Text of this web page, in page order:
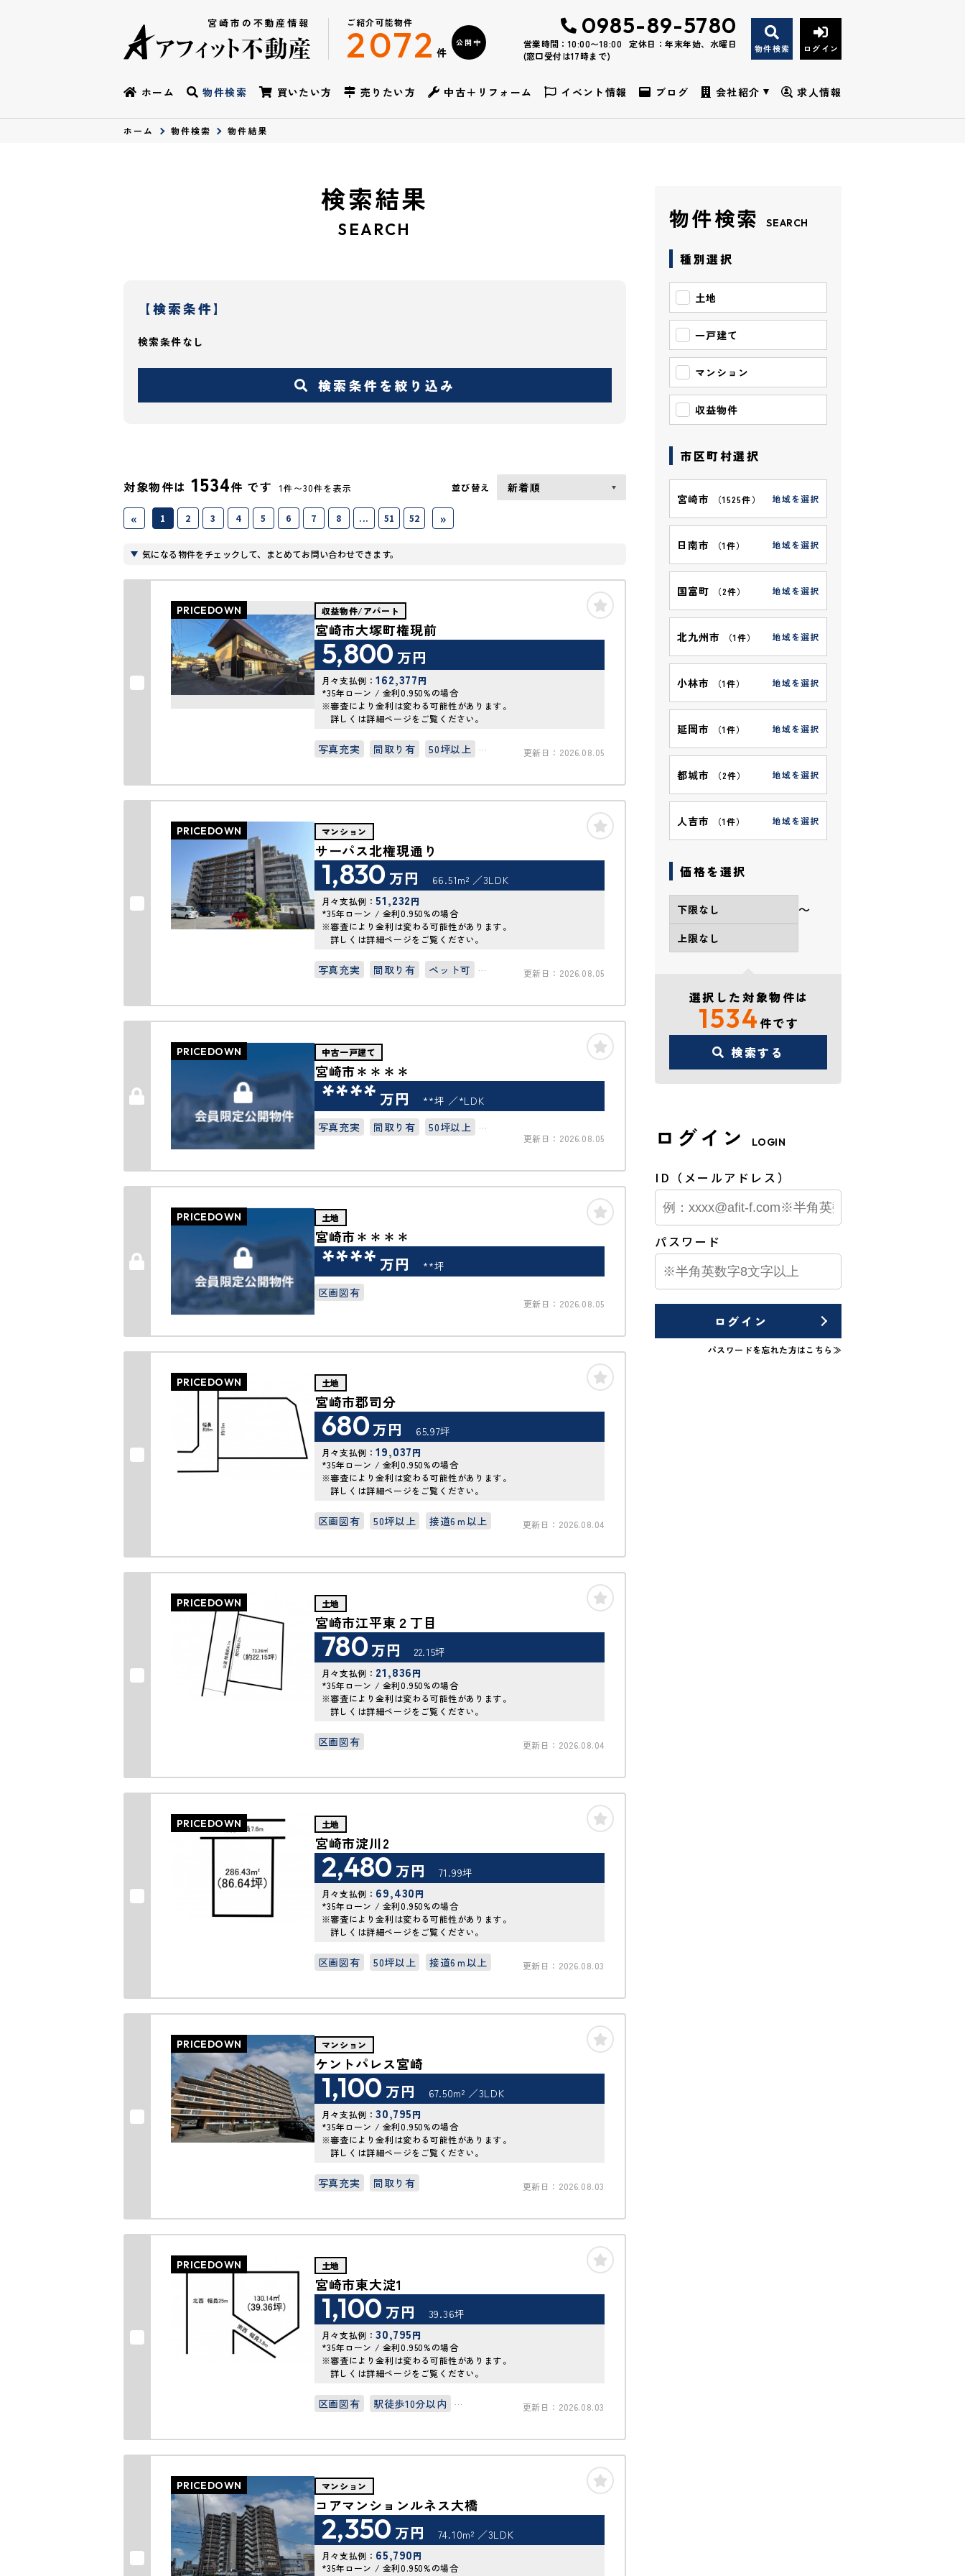
ご紹介可能物件
2072件
公開中
宮崎市の不動産情報 0985-89-5780
営業時間：10:00〜18:00
定休日：年末年始、水曜日
(窓口受付は17時まで)
物件検索 ログイン
ホーム 物件検索 買いたい方 売りたい方 中古＋リフォーム イベント情報 ブログ 会社紹介 求人情報
ホーム 物件検索 物件結果
検索結果
SEARCH
【検索条件】
検索条件なし
検索条件を絞り込み
対象物件は 1534件 です 1件〜30件を表示 並び替え
« 1 2 3 4 5 6 7 8 ... 51 52 »
気になる物件をチェックして、まとめてお問い合わせできます。
PRICEDOWN 収益物件/アパート
宮崎市大塚町権現前
5,800 万円
月々支払例：162,377円
*35年ローン / 金利0.950%の場合
※審査により金利は変わる可能性があります。
詳しくは詳細ページをご覧ください。
写真充実 間取り有
50坪以上
更新日：2026.08.05
PRICEDOWN マンション
サーパス北権現通り
1,830 万円 66.51m² 3LDK
月々支払例：51,232円
*35年ローン / 金利0.950%の場合
※審査により金利は変わる可能性があります。
詳しくは詳細ページをご覧ください。
写真充実 間取り有
ペット可
更新日：2026.08.05
PRICEDOWN 中古一戸建て
宮崎市＊＊＊＊
**** 万円 **坪
*LDK
写真充実
間取り有
50坪以上
更新日：2026.08.05
PRICEDOWN 土地
宮崎市＊＊＊＊
**** 万円
**坪
区画図有
更新日：2026.08.05
PRICEDOWN 土地
宮崎市郡司分
680 万円 65.97坪
月々支払例：19,037円
*35年ローン / 金利0.950%の場合
※審査により金利は変わる可能性があります。
詳しくは詳細ページをご覧ください。
区画図有 50坪以上 接道6ｍ以上 更新日：2026.08.04
PRICEDOWN 土地
宮崎市江平東２丁目
780 万円 22.15坪
月々支払例： 21,836円
*35年ローン / 金利0.950%の場合
※審査により金利は変わる可能性があります。
詳しくは詳細ページをご覧ください。
区画図有 更新日：2026.08.04
PRICEDOWN 土地
宮崎市淀川2
2,480 万円 71.99坪
月々支払例： 69,430円
*35年ローン / 金利0.950%の場合
※審査により金利は変わる可能性があります。
詳しくは詳細ページをご覧ください。
区画図有 50坪以上 接道6ｍ以上 更新日：2026.08.03
PRICEDOWN マンション
ケントパレス宮崎
1,100 万円 67.50m² 3LDK
月々支払例：30,795円
*35年ローン / 金利0.950%の場合
※審査により金利は変わる可能性があります。
詳しくは詳細ページをご覧ください。
写真充実 間取り有 更新日：2026.08.03
PRICEDOWN 土地
宮崎市東大淀1
1,100 万円 39.36坪
月々支払例：30,795円
*35年ローン / 金利0.950%の場合
※審査により金利は変わる可能性があります。
詳しくは詳細ページをご覧ください。
区画図有
駅徒歩10分以内
更新日：2026.08.03
PRICEDOWN マンション
コアマンションルネス大橋
2,350 万円 74.10m² 3LDK
月々支払例： 65,790円
*35年ローン / 金利0.950%の場合
物件検索 SEARCH
種別選択
土地
一戸建て
マンション
収益物件
市区町村選択
宮崎市 （1525件） 地域を選択
日南市 （1件） 地域を選択
国富町 （2件） 地域を選択
北九州市 （1件） 地域を選択
小林市 （1件） 地域を選択
延岡市 （1件） 地域を選択
都城市 （2件） 地域を選択
人吉市 （1件） 地域を選択
価格を選択
〜
選択した対象物件は
1534件です
検索する
ログイン LOGIN
ID（メールアドレス）
パスワード
ログイン
パスワードを忘れた方はこちら≫